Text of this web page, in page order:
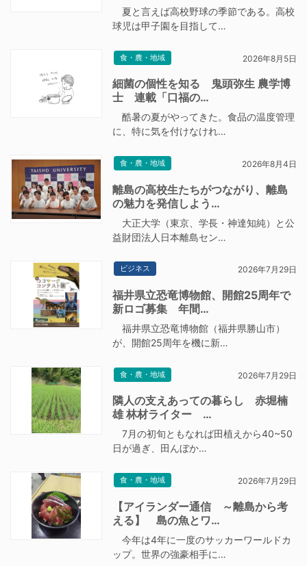
夏と言えば高校野球の季節である。高校
球児は甲子園を目指して…
食・農・地域 2026年8月5日
細菌の個性を知る 鬼頭弥生 農学博
士 連載「口福の…
酷暑の夏がやってきた。食品の温度管理
に、特に気を付けなけれ…
食・農・地域 2026年8月4日
離島の高校生たちがつながり、離島
の魅力を発信しよう…
大正大学（東京、学長・神達知純）と公
益財団法人日本離島セン…
ビジネス 2026年7月29日
福井県立恐竜博物館、開館25周年で
新ロゴ募集 年間…
福井県立恐竜博物館（福井県勝山市）
が、開館25周年を機に新…
食・農・地域 2026年7月29日
隣人の支えあっての暮らし 赤堀楠
雄 林材ライター …
7月の初旬ともなれば田植えから40~50
日が過ぎ、田んぼか…
食・農・地域 2026年7月29日
【アイランダー通信 ～離島から考
える】 島の魚とワ…
今年は4年に一度のサッカーワールドカ
ップ。世界の強豪相手に…